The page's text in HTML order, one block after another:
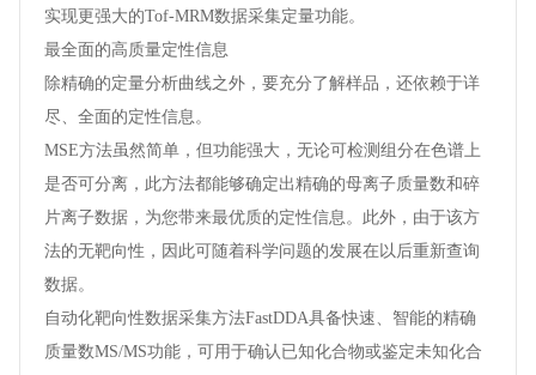
实现更强大的Tof-MRM数据采集定量功能。
最全面的高质量定性信息
除精确的定量分析曲线之外，要充分了解样品，还依赖于详
尽、全面的定性信息。
MSE方法虽然简单，但功能强大，无论可检测组分在色谱上
是否可分离，此方法都能够确定出精确的母离子质量数和碎
片离子数据，为您带来最优质的定性信息。此外，由于该方
法的无靶向性，因此可随着科学问题的发展在以后重新查询
数据。
自动化靶向性数据采集方法FastDDA具备快速、智能的精确
质量数MS/MS功能，可用于确认已知化合物或鉴定未知化合